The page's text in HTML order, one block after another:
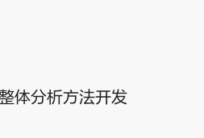
体分析方法开发